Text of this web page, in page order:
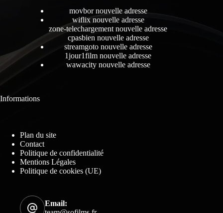
movbor nouvelle adresse
wiflix nouvelle adresse
zone-telechargement nouvelle adresse
cpasbien nouvelle adresse
streamgoto nouvelle adresse
1jour1film nouvelle adresse
wawacity nouvelle adresse
Informations
Plan du site
Contact
Politique de confidentialité
Mentions Légales
Politique de cookies (UE)
Email: